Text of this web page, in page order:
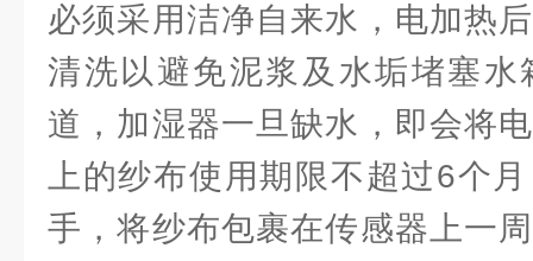
必须采用洁净自来水，电加热
清洗以避免泥浆及水垢堵塞水
道，加湿器一旦缺水，即会将
上的纱布使用期限不超过6个
手，将纱布包裹在传感器上一